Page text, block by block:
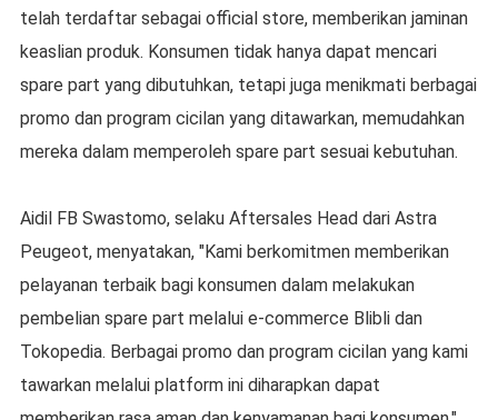
telah terdaftar sebagai official store, memberikan jaminan
keaslian produk. Konsumen tidak hanya dapat mencari
spare part yang dibutuhkan, tetapi juga menikmati berbagai
promo dan program cicilan yang ditawarkan, memudahkan
mereka dalam memperoleh spare part sesuai kebutuhan.
Aidil FB Swastomo, selaku Aftersales Head dari Astra
Peugeot, menyatakan, "Kami berkomitmen memberikan
pelayanan terbaik bagi konsumen dalam melakukan
pembelian spare part melalui e-commerce Blibli dan
Tokopedia. Berbagai promo dan program cicilan yang kami
tawarkan melalui platform ini diharapkan dapat